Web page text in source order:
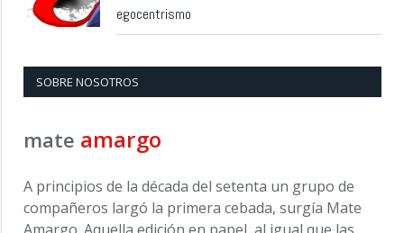
egocentrismo
SOBRE NOSOTROS
mate amargo
A principios de la década del setenta un grupo de
compañeros largó la primera cebada, surgía Mate